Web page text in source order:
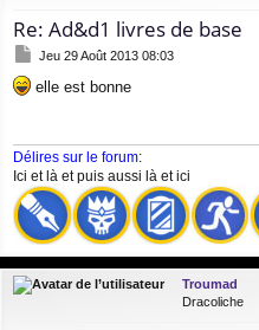
Re: Ad&d1 livres de base
M
s
e
Jeu 29 Août 2013 08:03
elle est bonne
Délires sur le forum:
Ici et là et puis aussi là etici
Troumad
Dracoliche